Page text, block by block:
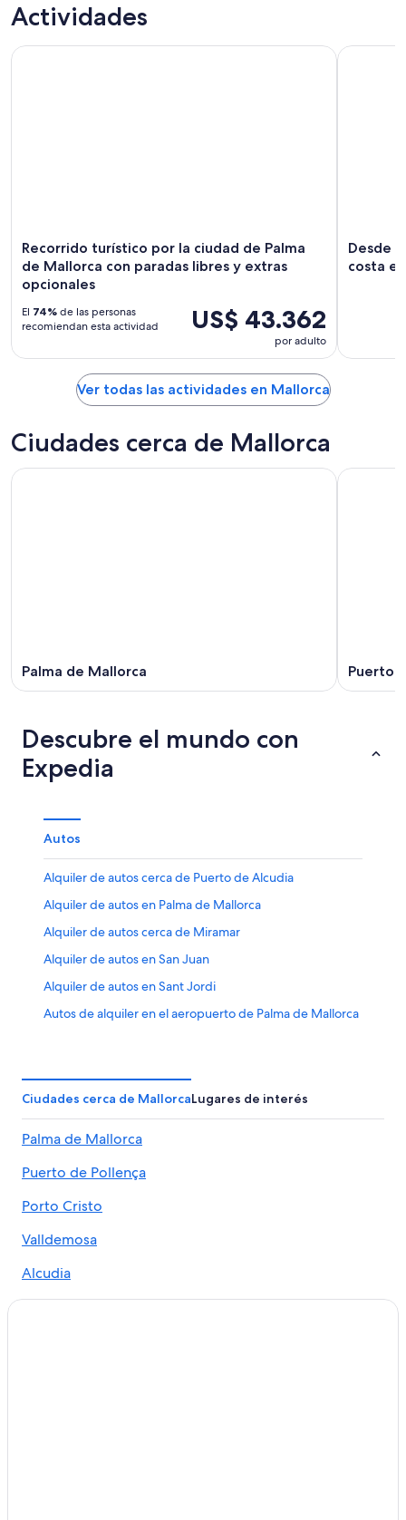
Actividades
Recorrido turístico por la ciudad de Palma
de Mallorca con paradas libres y extras
opcionales
US$ 43.362
por adulto
El 74% de las personas
recomiendan esta actividad
Recorrido turístico por la ciudad de Palma de Mallorca con
Desde
costa
Desde
Ver todas las actividades en Mallorca
Ciudades cerca de Mallorca
Palma de Mallorca Puerto
Descubre el mundo con
Expedia
Autos
Alquiler de autos cerca de Puerto de Alcudia
Alquiler de autos en Palma de Mallorca
Alquiler de autos cerca de Miramar
Alquiler de autos en San Juan
Alquiler de autos en Sant Jordi
Autos de alquiler en el aeropuerto de Palma de Mallorca
Ciudades cerca de MallorcaLugares de interés
Palma de Mallorca
Puerto de Pollença
Porto Cristo
Valldemosa
Alcudia
Artà